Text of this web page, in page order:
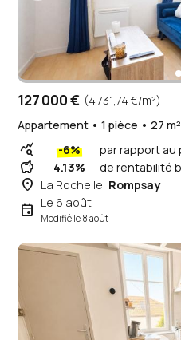
127 000 € (4 731,74 €/m²)
Appartement • 1 pièce • 27 m²
query_stats -6% par rapport au
savings 4.13% de rentabilité
place La Rochelle, Rompsay
event Le 6 août
Modifié le 8 août